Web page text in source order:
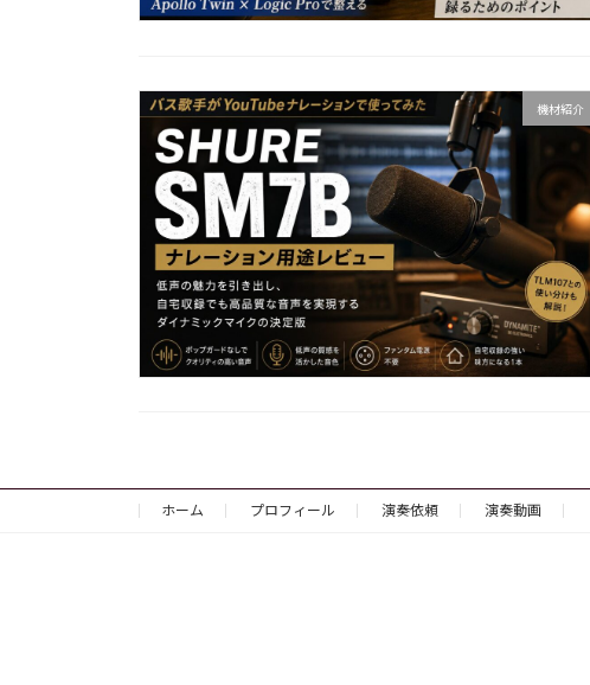
機材紹介
ホーム プロフィール 演奏依頼 演奏動画